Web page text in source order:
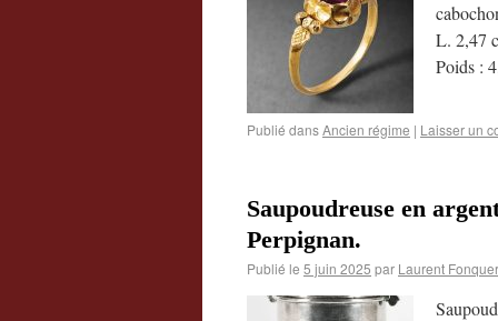
L. 2,47
Poids :
Publié dansAncien régime | Laisser un
Saupoudreuse en
Perpignan.
Publié le 5 juin 2025 par Laurent